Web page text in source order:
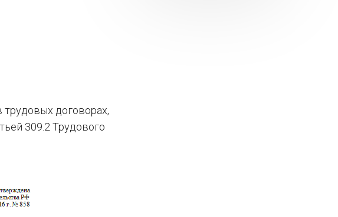
трудовых договорах,
309.2 Трудового